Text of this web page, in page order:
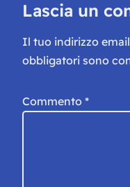
Lascia un
Il tuo indirizzo
obbligatori sono
Commento *